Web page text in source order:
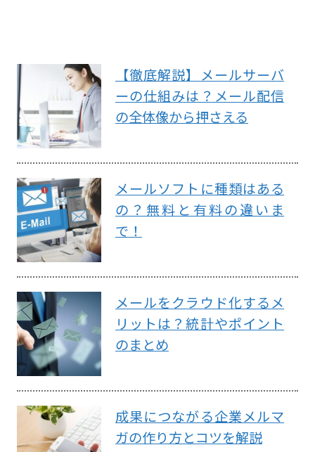
【徹底解説】メールサーバ
ーの仕組みは？メール配信
の全体像から押さえる
メールソフトに種類はある
の？無料と有料の違いま
で！
メールをクラウド化するメ
リットは？統計やポイント
のまとめ
成果につながる企業メルマ
ガの作り方とコツを解説